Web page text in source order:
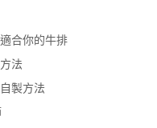
合你的牛排
法
製方法